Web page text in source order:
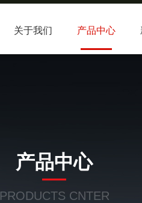
关于我们 产品中心
产品中心
PRODUCTS CNTER